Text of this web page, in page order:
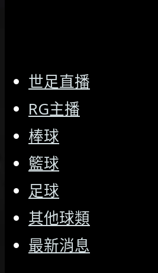
世足直播
RG主播
棒球
籃球
足球
其他球類
最新消息